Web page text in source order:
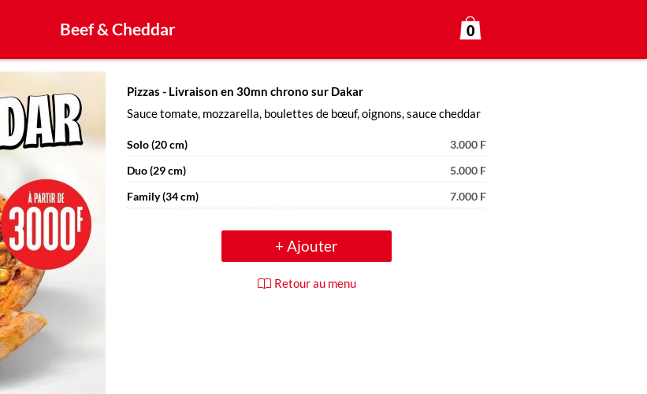
Beef & Cheddar 0
Pizzas - Livraison en 30mn chrono sur Dakar
Sauce tomate, mozzarella, boulettes de bœuf, oignons, sauce cheddar
Solo (20 cm)
3.000 F
Duo (29 cm)
5.000 F
Family (34 cm)
7.000 F
+ Ajouter
Retour au menu